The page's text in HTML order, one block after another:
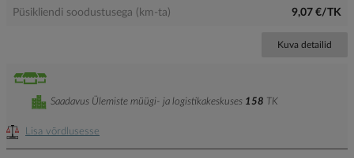
Püsikliendi soodustusega (km-ta) 9,07 €/TK
Kuva detailid
Lisa võrdlusesse
Saadavus Ülemiste müügi- ja logistikakeskuses 158 TK